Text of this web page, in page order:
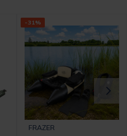
-31%
FRAZER